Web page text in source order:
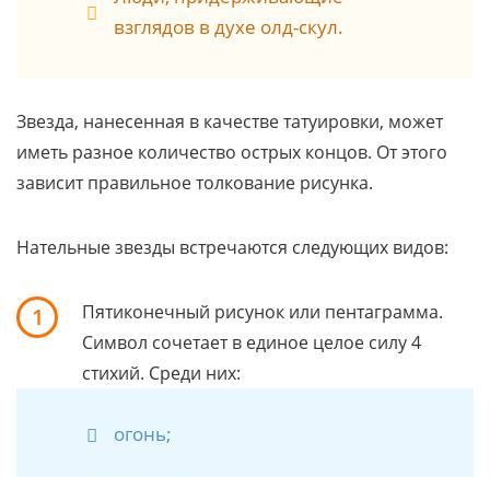
взглядов в духе олд-скул.
Звезда, нанесенная в качестве татуировки, может
иметь разное количество острых концов. От этого
зависит правильное толкование рисунка.
Нательные звезды встречаются следующих видов:
1
Пятиконечный рисунок или пентаграмма.
Символ сочетает в единое целое силу 4
стихий. Среди них:
огонь;